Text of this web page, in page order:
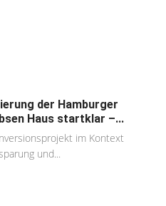
der Hamburger
Haus startklar –...
im Kontext
und...